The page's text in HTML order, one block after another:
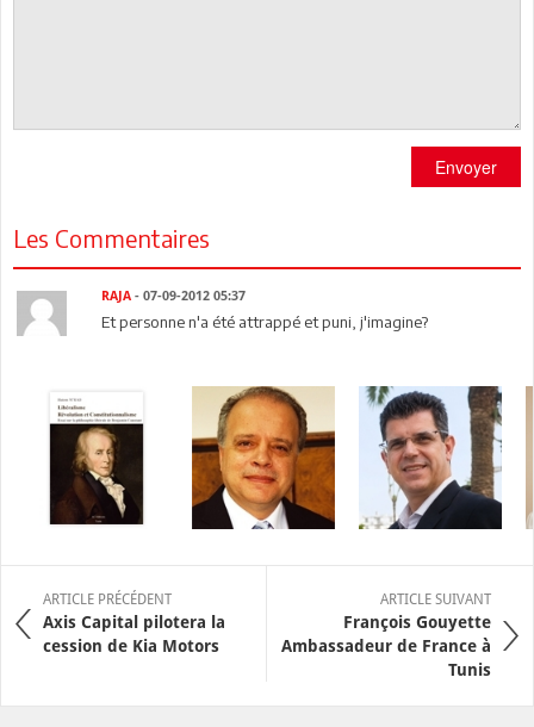
Envoyer
Les Commentaires
RAJA - 07-09-2012 05:37
Et personne n'a été attrappé et puni, j'imagine?
ARTICLE PRÉCÉDENT
Axis Capital pilotera la
cession de Kia Motors
ARTICLE SUIVANT
François Gouyette
Ambassadeur de France à
Tunis